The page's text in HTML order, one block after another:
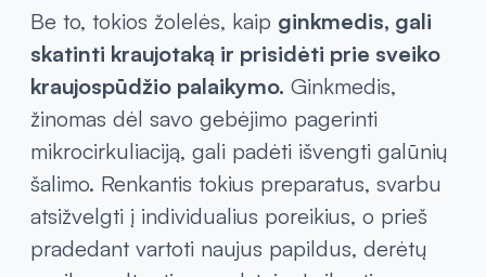
Be to, tokios žolelės, kaip ginkmedis, gali
skatinti kraujotaką ir prisidėti prie sveiko
kraujospūdžio palaikymo. Ginkmedis,
žinomas dėl savo gebėjimo pagerinti
mikrocirkuliaciją, gali padėti išvengti galūnių
šalimo. Renkantis tokius preparatus, svarbu
atsižvelgti į individualius poreikius, o prieš
pradedant vartoti naujus papildus, derėtų